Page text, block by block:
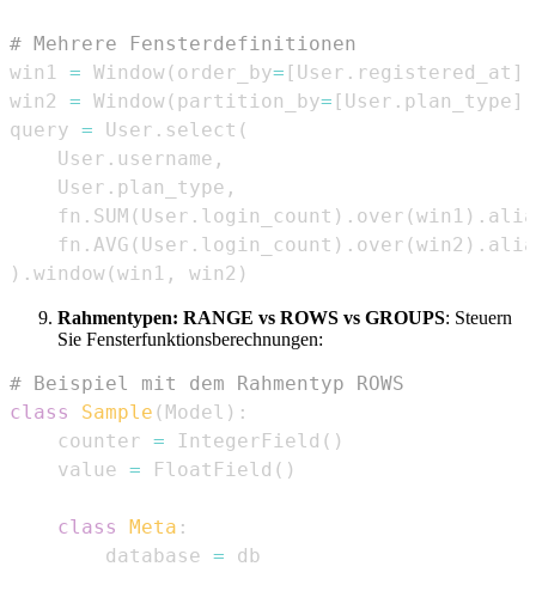
# Mehrere Fensterdefinitionen
win1 = Window( order_by= [ User . registered_at ]
win2 = Window( partition_by= [ User . plan_type ]
query = User . select (
    User
. username ,
    User
. plan_type ,
    fn
. SUM ( User . login_count ) . over (win1 ) .
    fn
. AVG ( User . login_count ) . over (win2 ) .
) . window(win1 , win2 )
Rahmentypen: RANGE vs ROWS vs GROUPS: Steuern
Sie Fensterfunktionsberechnungen:
# Beispiel mit dem Rahmentyp ROWS
class
Sample ( Model ) :
    counter
= IntegerField ( )
    value
= FloatField ( )
class Meta :
        database
=